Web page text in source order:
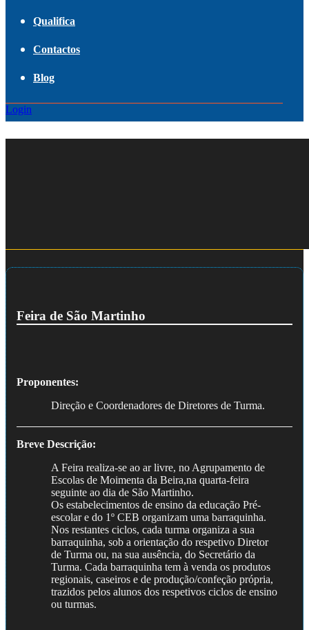
Qualifica
Contactos
Blog
Login
Feira de São Martinho
Proponentes:
Direção e Coordenadores de Diretores de Turma.
Breve Descrição:
A Feira realiza-se ao ar livre, no Agrupamento de
Escolas de Moimenta da Beira,na quarta-feira
seguinte ao dia de São Martinho.
Os estabelecimentos de ensino da educação Pré-
escolar e do 1º CEB organizam uma barraquinha.
Nos restantes ciclos, cada turma organiza a sua
barraquinha, sob a orientação do respetivo Diretor
de Turma ou, na sua ausência, do Secretário da
Turma. Cada barraquinha tem à venda os produtos
regionais, caseiros e de produção/confeção própria,
trazidos pelos alunos dos respetivos ciclos de ensino
ou turmas.